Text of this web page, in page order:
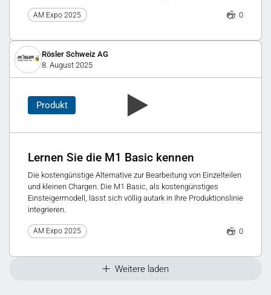
AM Expo 2025 0
Rösler Schweiz AG
8. August 2025
Produkt
Lernen Sie die M1 Basic kennen
Die kostengünstige Alternative zur Bearbeitung von Einzelteilen
und kleinen Chargen. Die M1 Basic, als kostengünstiges
Einsteigermodell, lässt sich völlig autark in Ihre Produktionslinie
integrieren.
AM Expo 2025 0
Weitere laden